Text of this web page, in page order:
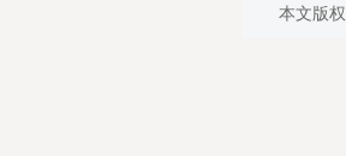
本文版